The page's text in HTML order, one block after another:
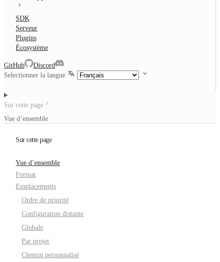
SDK
Serveur
Plugins
Écosystème
GitHub
Discord
Selectionner la langue
Sur cette page
Vue d’ensemble
Sur cette page
Vue d’ensemble
Format
Emplacements
Ordre de priorité
Configuration distante
Globale
Par projet
Chemin personnalisé